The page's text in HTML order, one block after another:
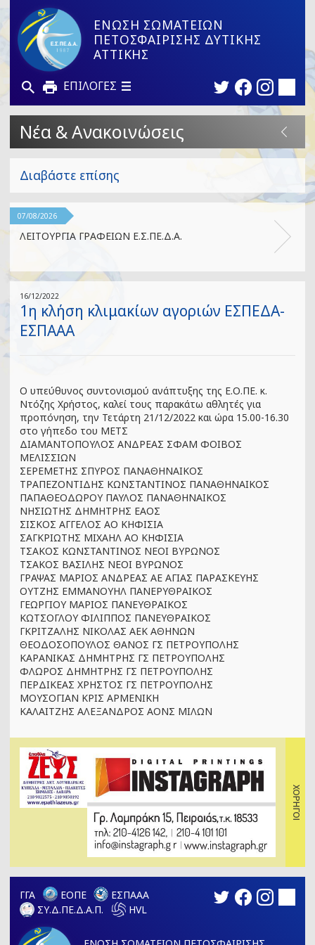
ΕΝΩΣΗ ΣΩΜΑΤΕΙΩΝ
ΠΕΤΟΣΦΑΙΡΙΣΗΣ ΔΥΤΙΚΗΣ
ΑΤΤΙΚΗΣ
ΕΠΙΛΟΓΕΣ
Νέα & Ανακοινώσεις
16/12/2022
1η κλήση κλιμακίων αγοριών ΕΣΠΕΔΑ-
ΕΣΠΑΑΑ
Ο υπεύθυνος συντονισμού ανάπτυξης της Ε.Ο.ΠΕ. κ.
Ντόζης Χρήστος, καλεί τους παρακάτω αθλητές για
προπόνηση, την Τετάρτη 21/12/2022 και ώρα 15.00-16.30
στο γήπεδο του ΜΕΤΣ
ΔΙΑΜΑΝΤΟΠΟΥΛΟΣ ΑΝΔΡΕΑΣ ΣΦΑΜ ΦΟΙΒΟΣ
ΜΕΛΙΣΣΙΩΝ
ΣΕΡΕΜΕΤΗΣ ΣΠΥΡΟΣ ΠΑΝΑΘΗΝΑΙΚΟΣ
ΤΡΑΠΕΖΟΝΤΙΔΗΣ ΚΩΝΣΤΑΝΤΙΝΟΣ ΠΑΝΑΘΗΝΑΙΚΟΣ
ΠΑΠΑΘΕΟΔΩΡΟΥ ΠΑΥΛΟΣ ΠΑΝΑΘΗΝΑΙΚΟΣ
ΝΗΣΙΩΤΗΣ ΔΗΜΗΤΡΗΣ ΕΑΟΣ
ΣΙΣΚΟΣ ΑΓΓΕΛΟΣ ΑΟ ΚΗΦΙΣΙΑ
ΣΑΓΚΡΙΩΤΗΣ ΜΙΧΑΗΛ ΑΟ ΚΗΦΙΣΙΑ
ΤΣΑΚΟΣ ΚΩΝΣΤΑΝΤΙΝΟΣ ΝΕΟΙ ΒΥΡΩΝΟΣ
ΤΣΑΚΟΣ ΒΑΣΙΛΗΣ ΝΕΟΙ ΒΥΡΩΝΟΣ
ΓΡΑΨΑΣ ΜΑΡΙΟΣ ΑΝΔΡΕΑΣ ΑΕ ΑΓΙΑΣ ΠΑΡΑΣΚΕΥΗΣ
ΟΥΤΖΗΣ ΕΜΜΑΝΟΥΗΛ ΠΑΝΕΡΥΘΡΑΙΚΟΣ
ΓΕΩΡΓΙΟΥ ΜΑΡΙΟΣ ΠΑΝΕΥΘΡΑΙΚΟΣ
ΚΩΤΣΟΓΛΟΥ ΦΙΛΙΠΠΟΣ ΠΑΝΕΥΘΡΑΙΚΟΣ
ΓΚΡΙΤΖΑΛΗΣ ΝΙΚΟΛΑΣ ΑΕΚ ΑΘΗΝΩΝ
ΘΕΟΔΟΣΟΠΟΥΛΟΣ ΘΑΝΟΣ ΓΣ ΠΕΤΡΟΥΠΟΛΗΣ
ΚΑΡΑΝΙΚΑΣ ΔΗΜΗΤΡΗΣ ΓΣ ΠΕΤΡΟΥΠΟΛΗΣ
ΦΛΩΡΟΣ ΔΗΜΗΤΡΗΣ ΓΣ ΠΕΤΡΟΥΠΟΛΗΣ
ΠΕΡΔΙΚΕΑΣ ΧΡΗΣΤΟΣ ΓΣ ΠΕΤΡΟΥΠΟΛΗΣ
ΜΟΥΣΟΓΙΑΝ ΚΡΙΣ ΑΡΜΕΝΙΚΗ
ΚΑΛΑΙΤΖΗΣ ΑΛΕΞΑΝΔΡΟΣ ΑΟΝΣ ΜΙΛΩΝ
Διαβάστε επίσης
07/08/2026
ΛΕΙΤΟΥΡΓΙΑ ΓΡΑΦΕΙΩΝ Ε.Σ.ΠΕ.Δ.Α.
ΓΓΑ ΕΟΠΕ
ΕΣΠΑΑΑ
ΣΥ.Δ.ΠΕ.Δ.Α.Π.
HVL